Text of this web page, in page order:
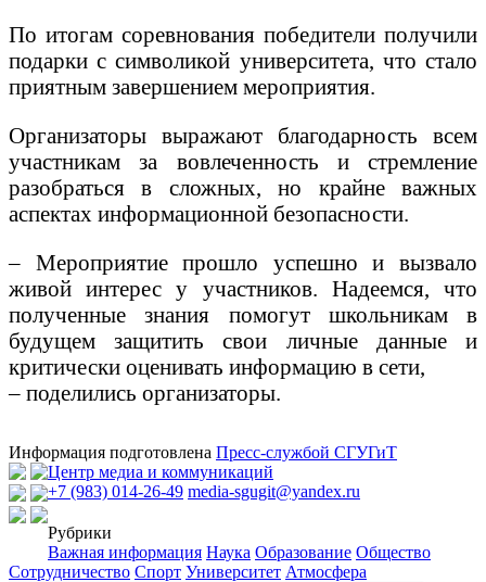
По итогам соревнования победители получили
подарки с символикой университета, что стало
приятным завершением мероприятия.
Организаторы выражают благодарность всем
участникам за вовлеченность и стремление
разобраться в сложных, но крайне важных
аспектах информационной безопасности.
– Мероприятие прошло успешно и вызвало
живой интерес у участников. Надеемся, что
полученные знания помогут школьникам в
будущем защитить свои личные данные и
критически оценивать информацию в сети,
– поделились организаторы.
Информация подготовлена Пресс-службой СГУГиТ
Центр медиа и коммуникаций
+7 (983) 014-26-49 media-sgugit@yandex.ru
Рубрики
Важная информация Наука Образование Общество
Сотрудничество Спорт Университет Атмосфера